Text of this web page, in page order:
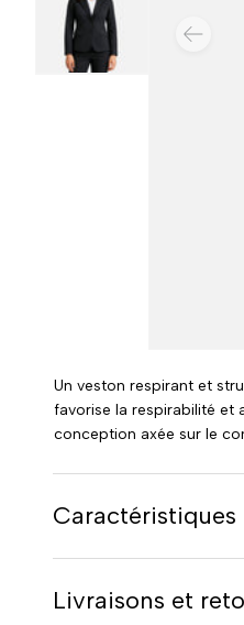
Charger l’image 3
Un veston respirant et
favorise la respirabilité et
conception axée sur le
Caractéristiques
Livraisons et